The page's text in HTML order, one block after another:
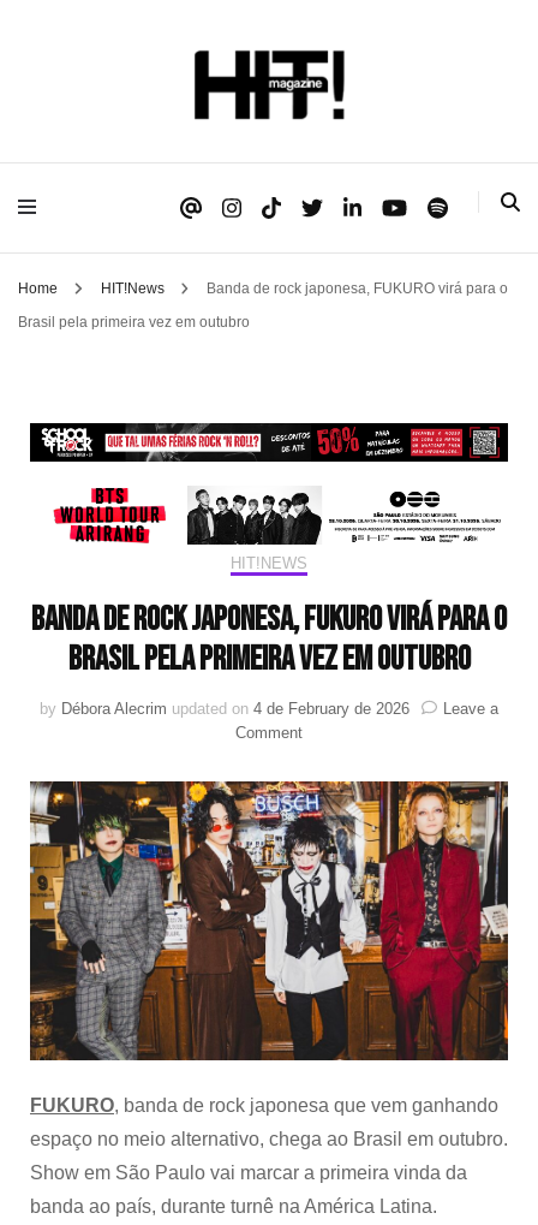
HIT!Magazine
Home HIT!News
Banda de rock japonesa, FUKURO virá para o
Brasil pela primeira vez em outubro
HIT!NEWS
Banda de rock japonesa, FUKURO virá para o
Brasil pela primeira vez em outubro
by Débora Alecrim updated on 4 de February de 2026
Leave a
Commenton
de
rock
japonesa,
FUKURO
virá
para
o
Brasil
primeira
vez
em
FUKURO, banda de rock japonesa que vem ganhando
espaço no meio alternativo, chega ao Brasil em outubro.
Show em São Paulo vai marcar a primeira vinda da
banda ao país, durante turnê na América Latina.